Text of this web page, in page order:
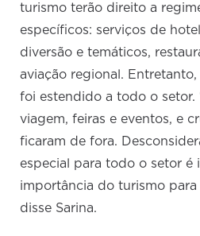
turismo terão direito a
específicos: serviços de
diversão e temáticos,
aviação regional.
foi estendido a todo o setor.
viagem, feiras e eventos, e
ficaram de fora.
especial para todo o setor é
importância do turismo para
disse Sarina.